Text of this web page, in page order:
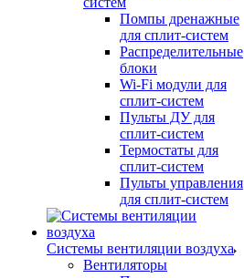
Помпы дренажные
для сплит-систем
Распределительные
блоки
Wi-Fi модули для
сплит-систем
Пульты ДУ для
сплит-систем
Термостаты для
сплит-систем
Пульты управления
для сплит-систем
Системы вентиляции воздуха
Вентиляторы